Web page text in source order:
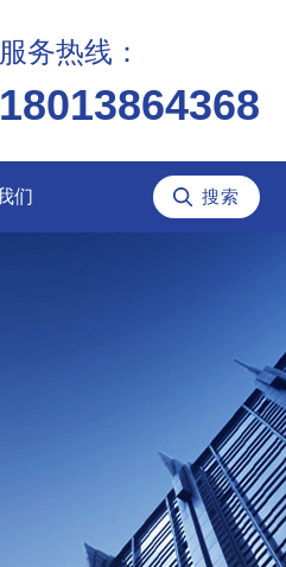
服务热线：
18013864368
们